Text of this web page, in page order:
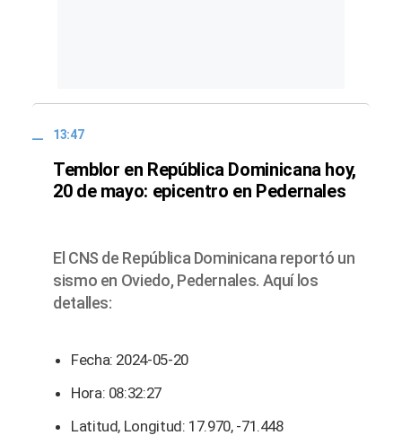
13:47
Temblor en República Dominicana hoy,
20 de mayo: epicentro en Pedernales
El CNS de República Dominicana reportó un
sismo en Oviedo, Pedernales. Aquí los
detalles:
Fecha: 2024-05-20
Hora: 08:32:27
Latitud, Longitud: 17.970, -71.448